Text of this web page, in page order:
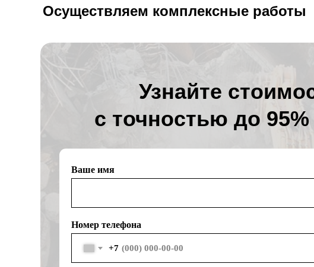
Осуществляем комплексные работы
Узнайте
с точностью до
Ваше имя
Номер телефона
+7